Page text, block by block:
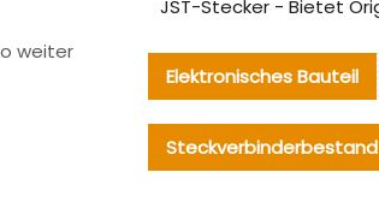
weiter
Elektronisches Bauteil
Steckverbinderbestand